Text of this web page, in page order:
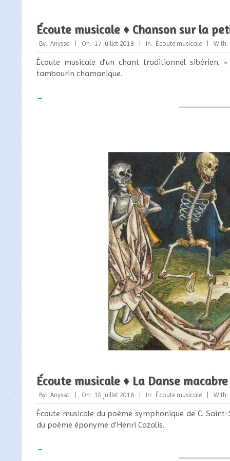
Écoute musicale ♦ Chanson sur la
2018-
07-
17
By: Anyssa On: 17 juillet 2018 In: Écoute musicale With:
Écoute musicale d’un chant traditionnel sibérien,
tambourin chamanique.
→
Écoute musicale ♦ La Danse
2018-
07-
16
By: Anyssa On: 16 juillet 2018 In: Écoute musicale With:
Écoute musicale du poème symphonique de C.
du poème éponyme d’Henri Cazalis.
→